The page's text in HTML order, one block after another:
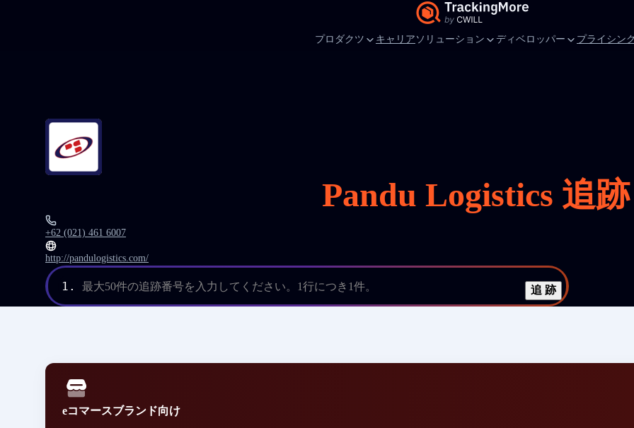
プロダクツ キャリア ソリューション ディベロッパー プライシン
Pandu Logistics 追跡
+62 (021) 461 6007
http://pandulogistics.com/
1. 最大50件の追跡番号を入力してください。1行につき1件。 追 跡
eコマースブランド向け